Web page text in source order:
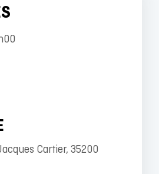
Cartier, 35200